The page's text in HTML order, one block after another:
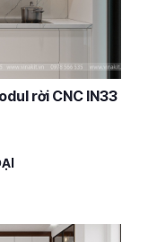
rời CNC IN33